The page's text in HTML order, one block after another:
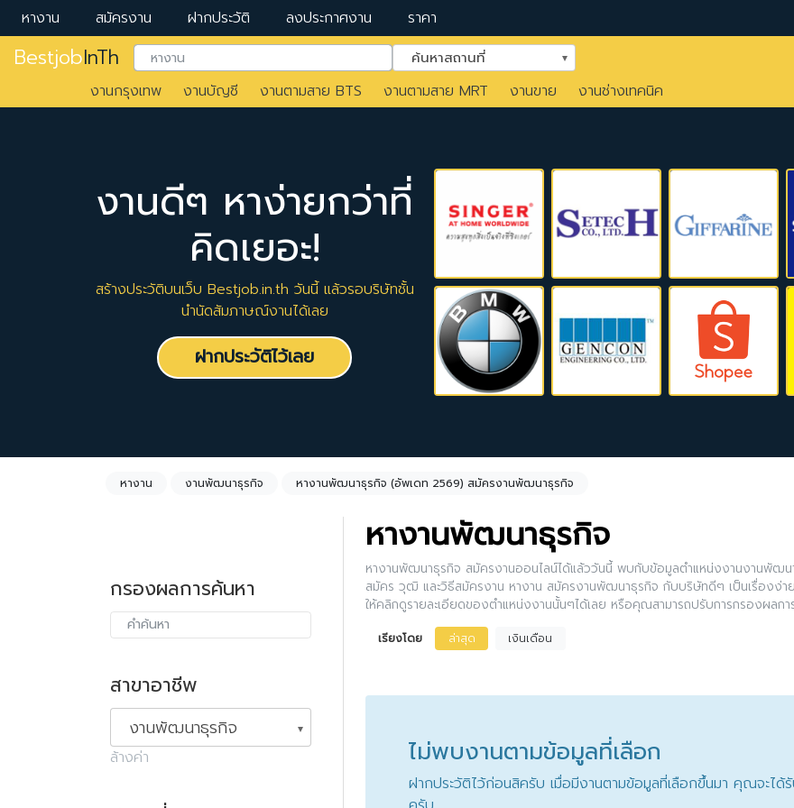
หางาน สมัครงาน ฝากประวัติ ลงประกาศงาน ราคา
BestjobInTh ค้นหาสถานที่
งานกรุงเทพ งานบัญชี งานตามสาย BTS งานตามสาย MRT งานขาย งานช่างเทคนิค
งานดีๆ หาง่ายกว่าที่
คิดเยอะ!
สร้างประวัติบนเว็บ Bestjob.in.th วันนี้ แล้วรอบริษัทชั้น
นำนัดสัมภาษณ์งานได้เลย
ฝากประวัติไว้เลย
หางาน งานพัฒนาธุรกิจ หางานพัฒนาธุรกิจ (อัพเดท 2569) สมัครงานพัฒนาธุรกิจ
หางานพัฒนาธุรกิจ
หางานพัฒนาธุรกิจ สมัครงานออนไลน์ได้แล้ววันนี้ พบกับข้อมูลตำแหน่งงานงานพัฒ
สมัคร วุฒิ และวิธีสมัครงาน หางาน สมัครงานพัฒนาธุรกิจ กับบริษัทดีๆ เป็นเรื่องง่
ให้คลิกดูรายละเอียดของตำแหน่งงานนั้นๆได้เลย หรือคุณสามารถปรับการกรองผลก
เรียงโดย ล่าสุด เงินเดือน
ไม่พบงานตามข้อมูลที่เลือก
ฝากประวัติไว้ก่อนสิครับ เมื่อมีงานตามข้อมูลที่เลือกขึ้นมา คุณจะไ
กรองผลการค้นหา
สาขาอาชีพ
งานพัฒนาธุรกิจ
ล้างค่า